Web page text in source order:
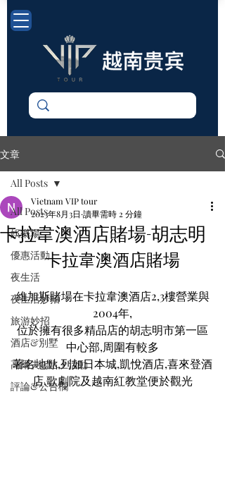
文章
All Posts
娛樂場
優惠活動
夜生活
夜生活妙招
旅游妙招
酒店&別墅
高爾夫&水上活動
評論&公告欄
All Posts
卡拉韋澳酒店賭場-胡志明
Vietnam VIP tour
2023年8月3日 讀畢需時 2 分鐘
卡拉韋澳酒店賭場
維加斯賭場在卡拉韋澳酒店2,3樓營業與
2004年,
位於擁有很多精品店的胡志明市第一區
中心部,周圍有較多
著名地點,列如日本城,凱悅酒店,喜來登酒
店,歌劇院及越南紅教堂便於觀光